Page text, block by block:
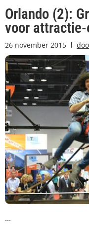
Orlando (2):
voor
26 november 2015
...